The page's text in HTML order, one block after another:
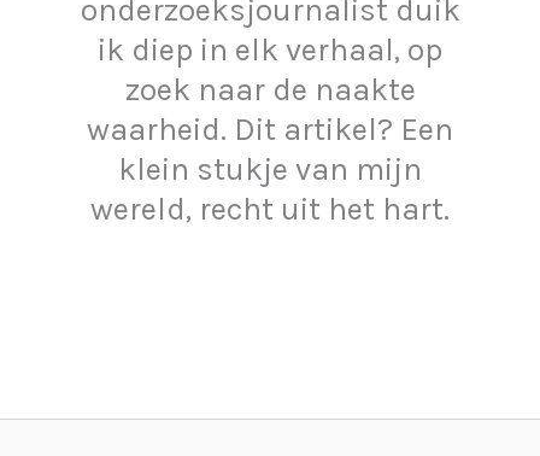
onderzoeksjournalist duik
ik diep in elk verhaal, op
zoek naar de naakte
waarheid. Dit artikel? Een
klein stukje van mijn
wereld, recht uit het hart.